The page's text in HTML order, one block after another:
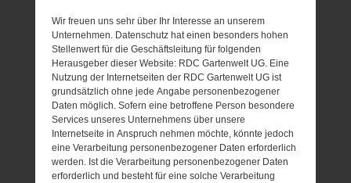
Wir freuen uns sehr über Ihr Interesse an unserem
Unternehmen. Datenschutz hat einen besonders hohen
Stellenwert für die Geschäftsleitung für folgenden
Herausgeber dieser Website: RDC Gartenwelt UG. Eine
Nutzung der Internetseiten der RDC Gartenwelt UG ist
grundsätzlich ohne jede Angabe personenbezogener
Daten möglich. Sofern eine betroffene Person besondere
Services unseres Unternehmens über unsere
Internetseite in Anspruch nehmen möchte, könnte jedoch
eine Verarbeitung personenbezogener Daten erforderlich
werden. Ist die Verarbeitung personenbezogener Daten
erforderlich und besteht für eine solche Verarbeitung